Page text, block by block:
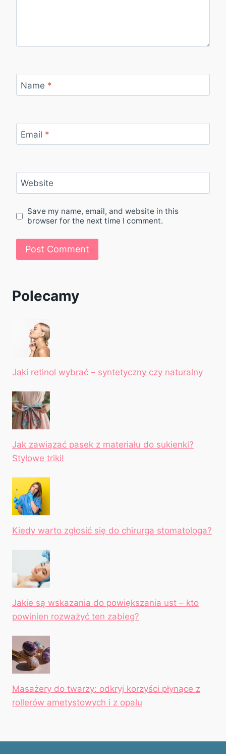
Name *
Email *
Website
Save my name, email, and website in this
browser for the next time I comment.
Polecamy
Jaki retinol wybrać – syntetyczny czy naturalny
Jak zawiązać pasek z materiału do sukienki?
Stylowe triki!
Kiedy warto zgłosić się do chirurga stomatologa?
Jakie są wskazania do powiększania ust – kto
powinien rozważyć ten zabieg?
Masażery do twarzy: odkryj korzyści płynące z
rollerów ametystowych i z opalu